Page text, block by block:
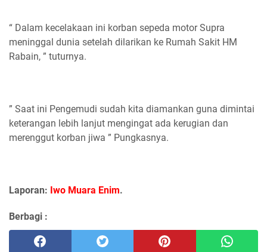
“ Dalam kecelakaan ini korban sepeda motor Supra
meninggal dunia setelah dilarikan ke Rumah Sakit HM
Rabain, ” tuturnya.
” Saat ini Pengemudi sudah kita diamankan guna dimintai
keterangan lebih lanjut mengingat ada kerugian dan
merenggut korban jiwa ” Pungkasnya.
Laporan: Iwo Muara Enim.
Berbagi :